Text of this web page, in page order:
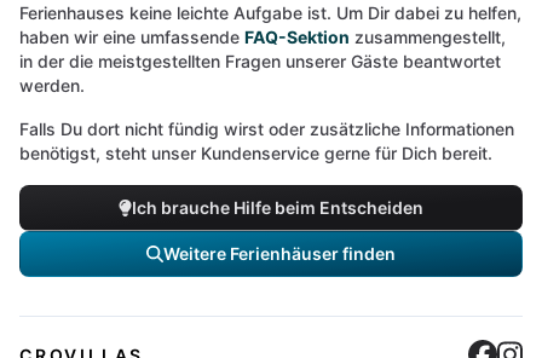
Ferienhauses keine leichte Aufgabe ist. Um Dir dabei zu helfen,
haben wir eine umfassende FAQ-Sektion zusammengestellt,
in der die meistgestellten Fragen unserer Gäste beantwortet
werden.
Falls Du dort nicht fündig wirst oder zusätzliche Informationen
benötigst, steht unser Kundenservice gerne für Dich bereit.
Ich brauche Hilfe beim Entscheiden
Weitere Ferienhäuser finden